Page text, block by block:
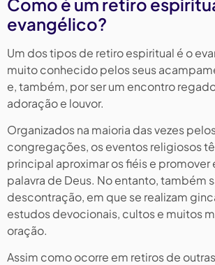
evangélico?
Um dos tipos de retiro espiritual é o
muito conhecido pelos seus
e, também, por ser um encontro
adoração e louvor.
Organizados na maioria das vezes
congregações, os eventos religiosos
principal aproximar os fiéis e promover
palavra de Deus. No entanto, também
descontração, em que se realizam
estudos devocionais, cultos e muitos
oração.
Assim como ocorre em retiros de